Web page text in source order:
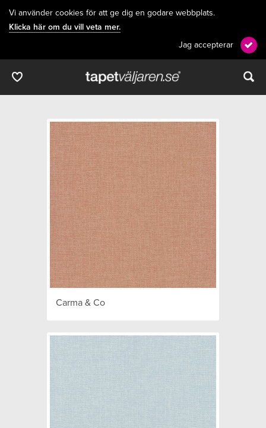
Vi använder cookies för att ge dig en godare webbplats.
Klicka här om du vill veta mer.
Jag accepterar
Carma & Co